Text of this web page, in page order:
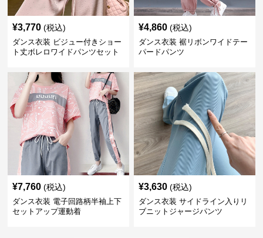
¥3,770 (税込)
ダンス衣装 ビジュー付きショー
ト丈ボレロワイドパンツセット
¥4,860 (税込)
ダンス衣装 裾リボンワイドテー
パードパンツ
¥7,760 (税込)
ダンス衣装 電子回路柄半袖上下
セットアップ運動着
¥3,630 (税込)
ダンス衣装 サイドライン入りリ
ブニットジャージパンツ